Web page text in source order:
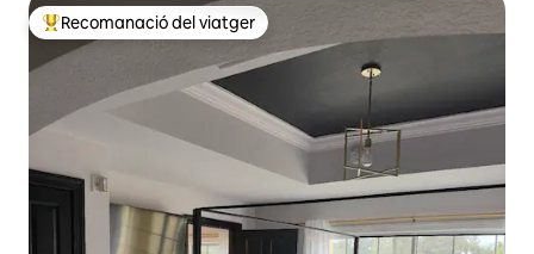
Principals recomanacions dels viatgers
Recomanació del viatger